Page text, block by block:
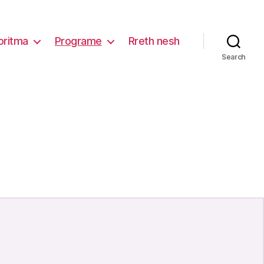
Programe Rreth nesh
Search